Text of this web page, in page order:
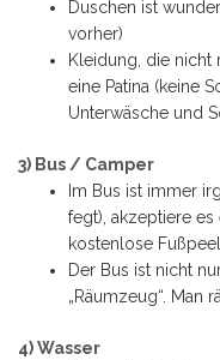
Duschen ist
vorher)
Kleidung, die nicht
eine Patina (keine
Unterwäsche und
3) Bus / Camper
Im Bus ist immer
fegt), akzeptiere
kostenlose
Der Bus ist nicht
„Räumzeug“. Man
4) Wasser